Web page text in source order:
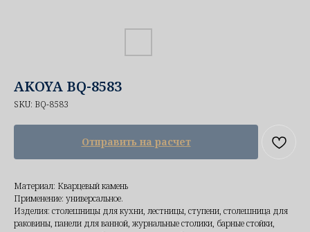
AKOYA BQ-8583
SKU: BQ-8583
Отправить на расчет
Материал: Кварцевый камень
Применение: универсальное.
Изделия: столешницы для кухни, лестницы, ступени, столешница для
раковины, панели для ванной, журнальные столики, барные стойки,